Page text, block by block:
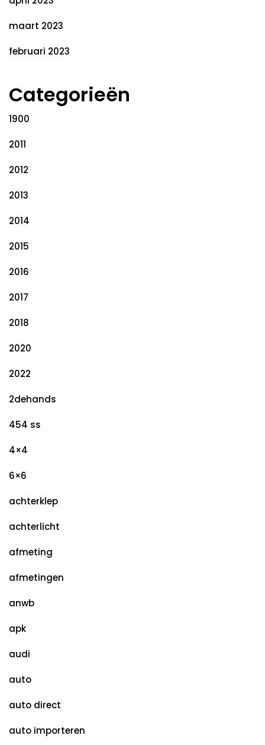
maart 2023
februari 2023
Categorieën
1900
2011
2012
2013
2014
2015
2016
2017
2018
2020
2022
2dehands
454 ss
4×4
6×6
achterklep
achterlicht
afmeting
afmetingen
anwb
apk
audi
auto
auto direct
auto importeren